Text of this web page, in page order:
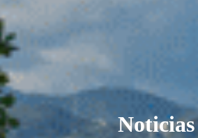
Noticias